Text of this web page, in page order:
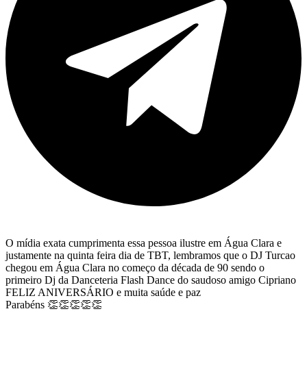
O mídia exata cumprimenta essa pessoa ilustre em Água Clara e
justamente na quinta feira dia de TBT, lembramos que o DJ Turcao
chegou em Água Clara no começo da década de 90 sendo o
primeiro Dj da Danceteria Flash Dance do saudoso amigo Cipriano
FELIZ ANIVERSÁRIO e muita saúde e paz
Parabéns 👏👏👏👏👏